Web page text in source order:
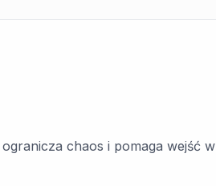
chaos i pomaga wejść w